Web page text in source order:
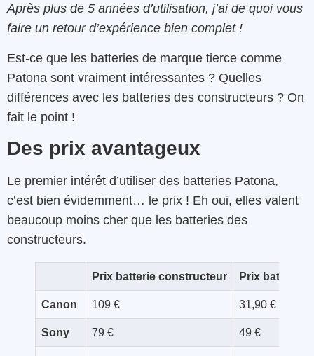
Après plus de 5 années d’utilisation, j’ai de quoi vous
faire un retour d’expérience bien complet !
Est-ce que les batteries de marque tierce comme
Patona sont vraiment intéressantes ? Quelles
différences avec les batteries des constructeurs ? On
fait le point !
Des prix avantageux
Le premier intérêt d’utiliser des batteries Patona,
c’est bien évidemment… le prix ! Eh oui, elles valent
beaucoup moins cher que les batteries des
constructeurs.
Prix batterie constructeur Prix batterie
Canon 109 € 31,90 €
Sony 79 € 49 €